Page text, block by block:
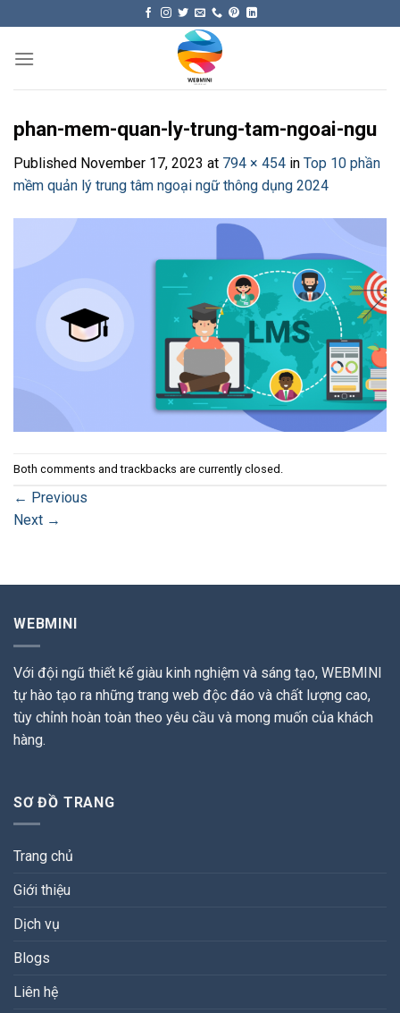
content
phan-mem-quan-ly-trung-tam-ngoai-ngu
Published November 17, 2023 at 794 × 454 in Top 10 phần
mềm quản lý trung tâm ngoại ngữ thông dụng 2024
Both comments and trackbacks are currently closed.
← Previous
Next →
WEBMINI
Với đội ngũ thiết kế giàu kinh nghiệm và sáng tạo, WEBMINI
tự hào tạo ra những trang web độc đáo và chất lượng cao,
tùy chỉnh hoàn toàn theo yêu cầu và mong muốn của khách
hàng.
SƠ ĐỒ TRANG
Trang chủ
Giới thiệu
Dịch vụ
Blogs
Liên hệ